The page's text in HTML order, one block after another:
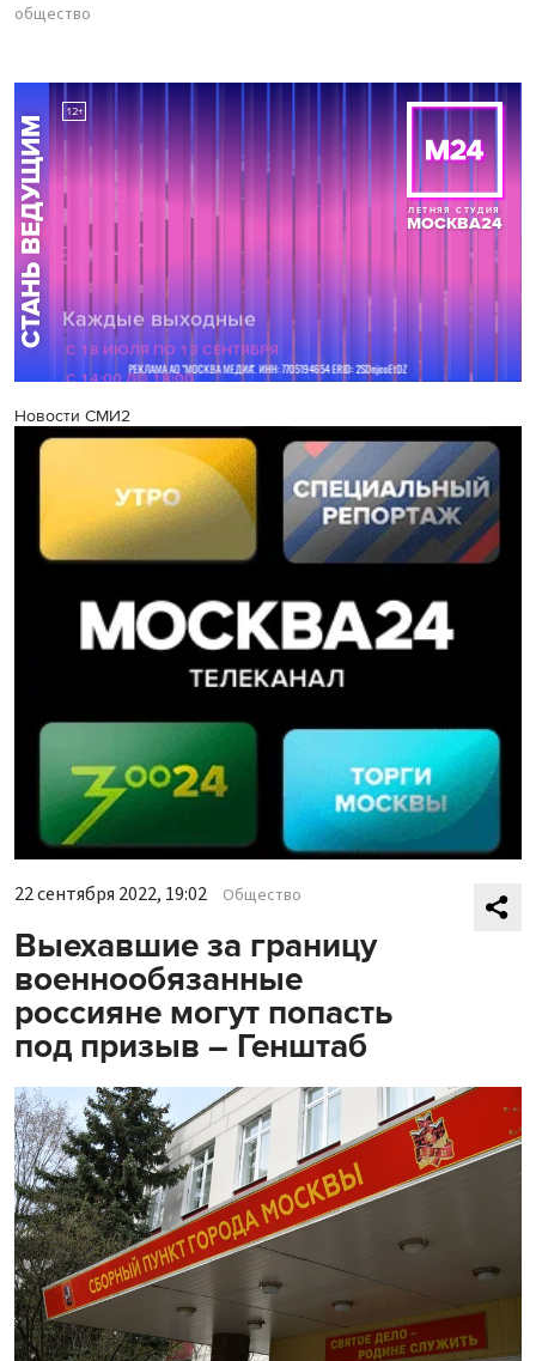
общество
Новости СМИ2
22 сентября 2022, 19:02 Общество
Выехавшие за границу
военнообязанные
россияне могут попасть
под призыв – Генштаб